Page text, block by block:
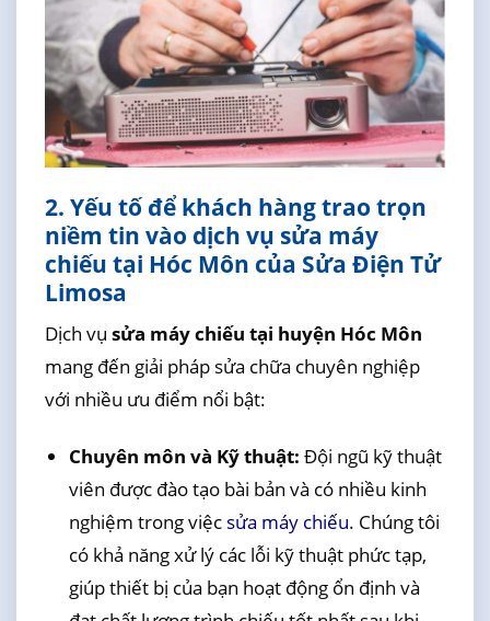
2. Yếu tố để khách hàng trao trọn
niềm tin vào dịch vụ sửa máy
chiếu tại Hóc Môn của Sửa Điện Tử
Limosa
Dịch vụ sửa máy chiếu tại huyện Hóc Môn
mang đến giải pháp sửa chữa chuyên nghiệp
với nhiều ưu điểm nổi bật:
Chuyên môn và Kỹ thuật: Đội ngũ kỹ thuật
viên được đào tạo bài bản và có nhiều kinh
nghiệm trong việc sửa máy chiếu. Chúng tôi
có khả năng xử lý các lỗi kỹ thuật phức tạp,
giúp thiết bị của bạn hoạt động ổn định và